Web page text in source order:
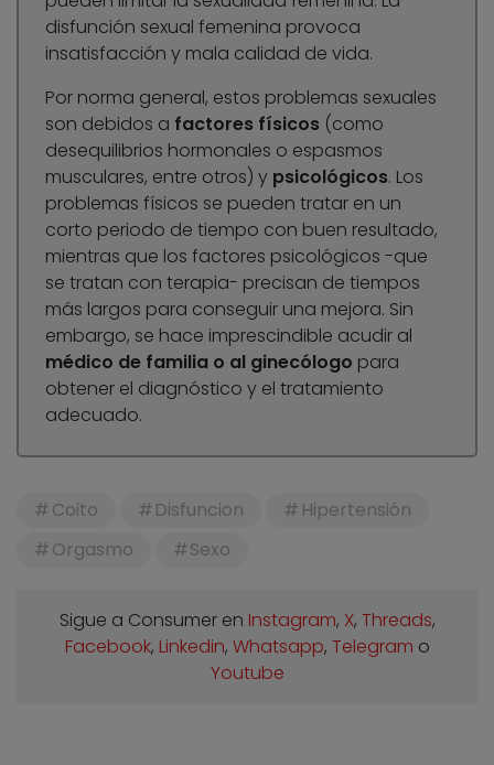
disfunción sexual femenina provoca
insatisfacción y mala calidad de vida.
Por norma general, estos problemas sexuales
son debidos a factores físicos (como
desequilibrios hormonales o espasmos
musculares, entre otros) y psicológicos. Los
problemas físicos se pueden tratar en un
corto periodo de tiempo con buen resultado,
mientras que los factores psicológicos -que
se tratan con terapia- precisan de tiempos
más largos para conseguir una mejora. Sin
embargo, se hace imprescindible acudir al
médico de familia o al ginecólogo para
obtener el diagnóstico y el tratamiento
adecuado.
Coito Disfuncion
Hipertensión
Orgasmo
Sexo
Sigue a Consumer en Instagram, X, Threads,
Facebook, Linkedin, Whatsapp, Telegram o
Youtube